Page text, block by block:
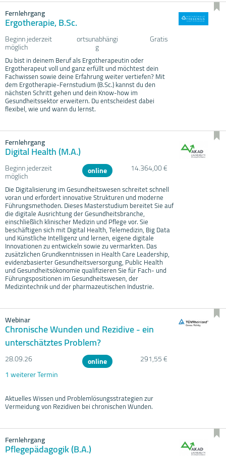
Fernlehrgang
Ergotherapie, B.Sc.
Beginn jederzeit
möglich
ortsunabhängi
g
Gratis
Du bist in deinem Beruf als Ergotherapeutin oder
Ergotherapeut voll und ganz erfüllt und möchtest dein
Fachwissen sowie deine Erfahrung weiter vertiefen? Mit
dem Ergotherapie-Fernstudium (B.Sc.) kannst du den
nächsten Schritt gehen und dein Know-how im
Gesundheitssektor erweitern. Du entscheidest dabei
flexibel, wie und wann du lernst.
Fernlehrgang
Digital Health (M.A.)
Beginn jederzeit
möglich online 14.364,00 €
Die Digitalisierung im Gesundheitswesen schreitet schnell
voran und erfordert innovative Strukturen und moderne
Führungsmethoden. Dieses Masterstudium bereitet Sie auf
die digitale Ausrichtung der Gesundheitsbranche,
einschließlich klinischer Medizin und Pflege vor. Sie
beschäftigen sich mit Digital Health, Telemedizin, Big Data
und Künstliche Intelligenz und lernen, eigene digitale
Innovationen zu entwickeln sowie zu vermarkten. Das
zusätzlichen Grundkenntnissen in Health Care Leadership,
evidenzbasierter Gesundheitsversorgung, Public Health
und Gesundheitsökonomie qualifizieren Sie für Fach- und
Führungspositionen im Gesundheitswesen, der
Medizintechnik und der pharmazeutischen Industrie.
Webinar
Chronische Wunden und Rezidive - ein
unterschätztes Problem?
28.09.26 online
291,55 €
1 weiterer Termin
Aktuelles Wissen und Problemlösungsstrategien zur
Vermeidung von Rezidiven bei chronischen Wunden.
Fernlehrgang
Pflegepädagogik (B.A.)